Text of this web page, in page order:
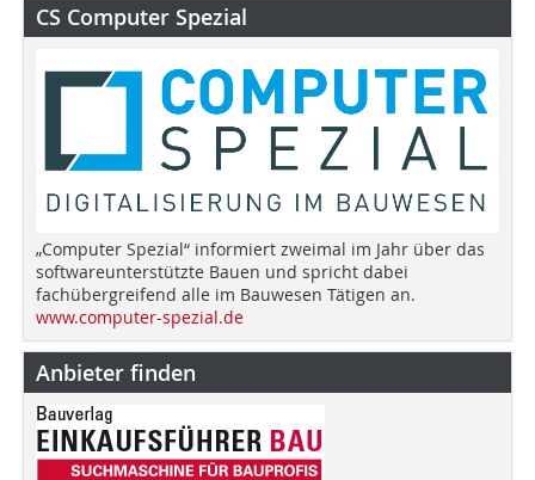
CS Computer Spezial
„Computer Spezial“ informiert zweimal im Jahr über das
softwareunterstützte Bauen und spricht dabei
fachübergreifend alle im Bauwesen Tätigen an.
www.computer-spezial.de
Anbieter finden